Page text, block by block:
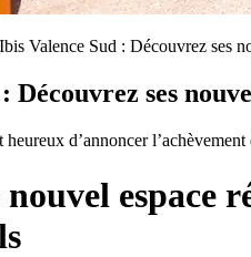
Ibis Valence Sud : Découvrez ses
Découvrez ses
d’annoncer
espace